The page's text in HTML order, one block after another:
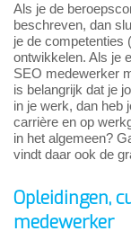
Als je de
beschreven, dan
je de competenties
ontwikkelen. Als je
SEO medewerker
is belangrijk dat je
in je werk, dan heb
carrière en op
in het algemeen?
vindt daar ook de
Opleidingen,
medewerker